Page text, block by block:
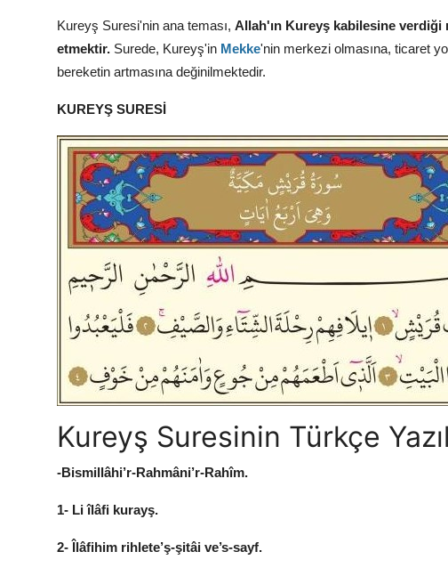
Kureyş Suresi'nin ana teması, Allah'ın Kureyş kabilesine verdiği
etmektir. Surede, Kureyş'in Mekke'nin merkezi olmasına, ticaret
bereketin artmasına değinilmektedir.
KUREYŞ SURESİ
Kureyş Suresinin Türkçe
-Bismillâhi’r-Rahmâni’r-Rahîm.
1- Li îlâfi kurayş.
2- Îlâfihim rihlete’ş-şitâi ve’s-sayf.